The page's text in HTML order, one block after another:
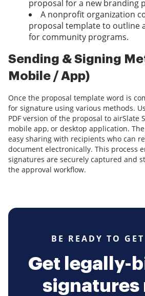
proposal for a new branding
A nonprofit organization
proposal template to outline
for community programs.
Sending & Signing
Mobile / App)
Once the proposal template word is
for signature using various methods.
PDF version of the proposal to airSlate
mobile app, or desktop application.
easy sharing with recipients who can
document electronically. This process
signatures are securely captured and
the approval workflow.
BE READY TO
Get legally-
signatures